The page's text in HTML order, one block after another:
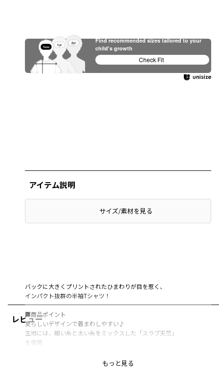
レビュー
アイテム説明
サイズ/素材を見る
バックに大きくプリントされたひまわりが目を惹く、
インパクト抜群の半袖Tシャツ！
■商品ポイント
夏らしいデザインで着まわしやすい♪
生地には、細い糸と太い糸をミックスした「スラブ天竺」
を使用
もっと見る
Find recommended sizes tailored to your
child's growth
Check Fit